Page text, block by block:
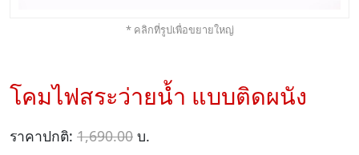
* คลิกที่รูปเพื่อขยายใหญ่
โคมไฟสระว่ายน้ำ แบบติดผนัง
ราคาปกติ: 1,690.00 บ.